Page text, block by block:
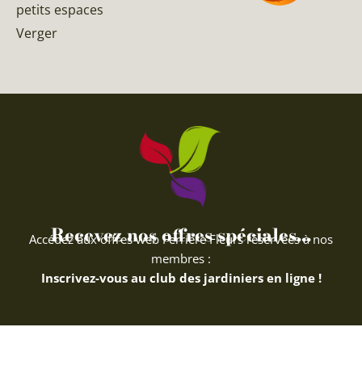
petits espaces
Verger
Recevez nos offres spéciales...
Accédez aux offres web Ferriere Fleurs réservées à nos
membres :
Inscrivez-vous au club des jardiniers en ligne !